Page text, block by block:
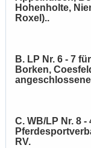
Hohenholte,
Roxel)..
B. LP Nr. 6 - 7
Borken,
C. WB/LP Nr. 8
RV.